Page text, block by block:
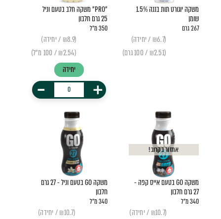
משקה יוגורט תות בננה 1.5%
שומן
267 גרם
(₪6.7 / יחידה)
(₪2.51 / 100 גרם)
"PRO" משקה חלב בטעם וניל
25 גרם חלבון
350 מ"ל
(₪8.9 / יחידה)
(₪2.54 / 100 מ"ל)
יחידה
+
-
אחזור בקרוב!
משקה GO בטעם אייס קפה -
27 גרם חלבון
340 מ"ל
(₪10.7 / יחידה)
משקה GO בטעם וניל - 27 גרם
חלבון
340 מ"ל
(₪10.7 / יחידה)